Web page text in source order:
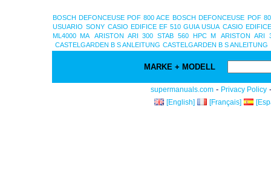
BOSCH DEFONCEUSE POF 800 ACE BOSCH DEFONCEUSE POF
USUARIO SONY CASIO EDIFICE EF 510 GUIA USUA CASIO
ML4000 MA
ARISTON ARI 300 STAB 560 HPC M
ARISTON ARI
CASTELGARDEN B S ANLEITUNG CASTELGARDEN B S ANLEITUNG
MARKE + MODELL
supermanuals.com- Privacy Policy
[English] [Français]